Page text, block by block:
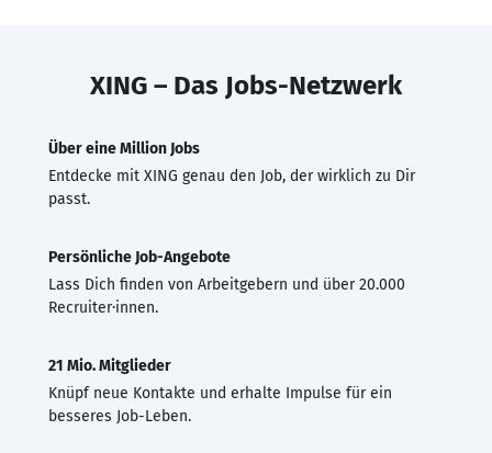
XING – Das Jobs-Netzwerk
Über eine Million Jobs
Entdecke mit XING genau den Job, der wirklich zu Dir
passt.
Persönliche Job-Angebote
Lass Dich finden von Arbeitgebern und über 20.000
Recruiter·innen.
21 Mio. Mitglieder
Knüpf neue Kontakte und erhalte Impulse für ein
besseres Job-Leben.